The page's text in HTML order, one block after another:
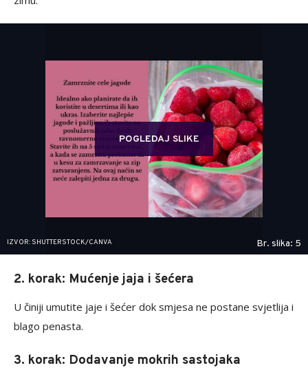
POGLEDAJ SLIKE
IZVOR: SHUTTERSTOCK/CANVA Br. slika: 5
2. korak: Mućenje jaja i šećera
U činiji umutite jaje i šećer dok smjesa ne postane svjetlija i
blago penasta.
3. korak: Dodavanje mokrih sastojaka